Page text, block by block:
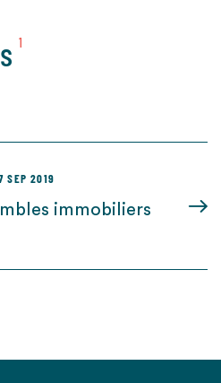
1
SEP 2019
immobiliers